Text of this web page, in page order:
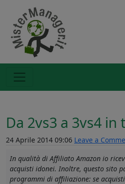
Da 2vs3 a 3vs4 in
24 Aprile 2014 09:06 Leave a
In qualità di Affiliato Amazon io
acquisti idonei. Inoltre, questo sito
programmi di affiliazione: se